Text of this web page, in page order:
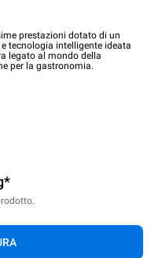
prestazioni dotato di un
tecnologia intelligente ideata
legato al mondo della
per la gastronomia.